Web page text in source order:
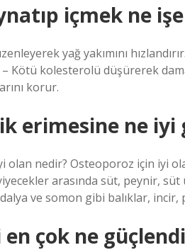
içmek ne
yağ yakımını
Kötü kolesterolü düşürerek
korur.
erimesine ne iyi
olan nedir? Osteoporoz için iyi
arasında süt, peynir,
ve somon gibi balıklar,
çok ne